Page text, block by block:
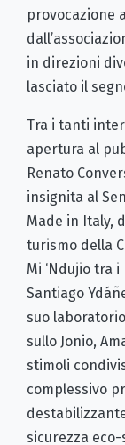
provocazione
in direzioni
lasciato il
Tra i tanti
apertura al
Renato
insignita al
Made in Italy,
turismo della
Mi ‘Ndujio tra
Santiago
suo
sullo Jonio,
stimoli
complessivo
sicurezza